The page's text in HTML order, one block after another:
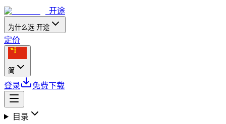
开途
为什么选 开途
定价
简
登录 免费下载
目录